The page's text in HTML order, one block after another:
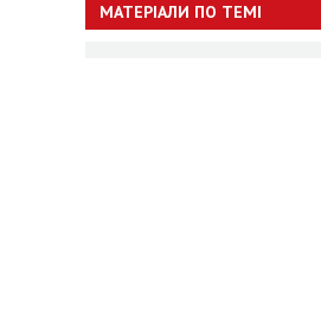
МАТЕРІАЛИ ПО ТЕМІ